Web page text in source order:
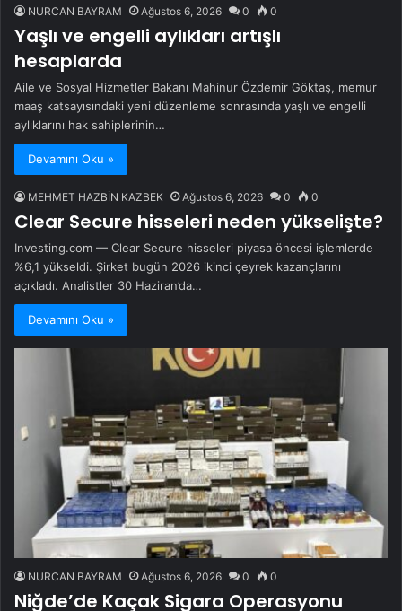
NURCAN BAYRAM Ağustos 6, 2026 0 0
Yaşlı ve engelli aylıkları artışlı
hesaplarda
Aile ve Sosyal Hizmetler Bakanı Mahinur Özdemir Göktaş, memur
maaş katsayısındaki yeni düzenleme sonrasında yaşlı ve engelli
aylıklarını hak sahiplerinin…
Devamını Oku »
MEHMET HAZBİN KAZBEK Ağustos 6, 2026 0 0
Clear Secure hisseleri neden yükselişte?
Investing.com — Clear Secure hisseleri piyasa öncesi işlemlerde
%6,1 yükseldi. Şirket bugün 2026 ikinci çeyrek kazançlarını
açıkladı. Analistler 30 Haziran’da…
Devamını Oku »
NURCAN BAYRAM Ağustos 6, 2026 0 0
Niğde’de Kaçak Sigara Operasyonu